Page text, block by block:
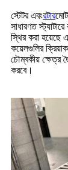
স্টেটর এবংরটার
সাধারণত
স্থির করা হয়েছে
কয়েলগুলির
চৌম্বকীয় ক্ষেত্র
করবে।